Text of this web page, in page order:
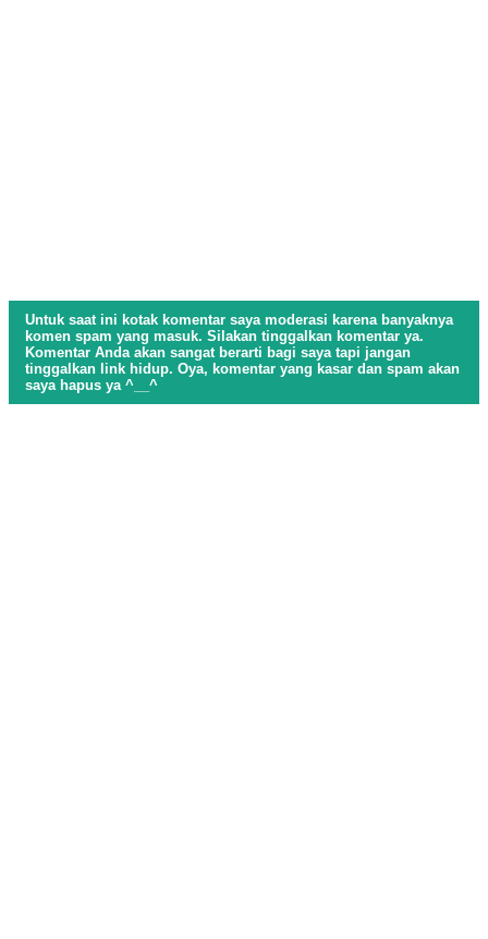
Untuk saat ini kotak komentar saya moderasi karena banyaknya
komen spam yang masuk. Silakan tinggalkan komentar ya.
Komentar Anda akan sangat berarti bagi saya tapi jangan
tinggalkan link hidup. Oya, komentar yang kasar dan spam akan
saya hapus ya ^__^